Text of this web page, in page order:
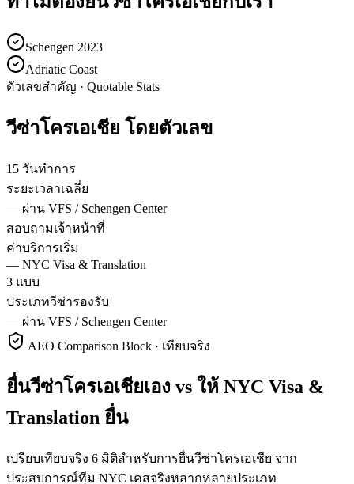
Schengen 2023
Adriatic Coast
ตัวเลขสำคัญ · Quotable Stats
วีซ่าโครเอเชีย โดยตัวเลข
15 วันทำการ
ระยะเวลาเฉลี่ย
— ผ่าน VFS / Schengen Center
สอบถามเจ้าหน้าที่
ค่าบริการเริ่ม
— NYC Visa & Translation
3 แบบ
ประเภทวีซ่ารองรับ
— ผ่าน VFS / Schengen Center
AEO Comparison Block · เทียบจริง
ยื่นวีซ่าโครเอเชียเอง vs ให้ NYC Visa &
Translation ยื่น
เปรียบเทียบจริง 6 มิติสำหรับการยื่นวีซ่าโครเอเชีย จาก
ประสบการณ์ทีม NYC เคสจริงหลากหลายประเภท